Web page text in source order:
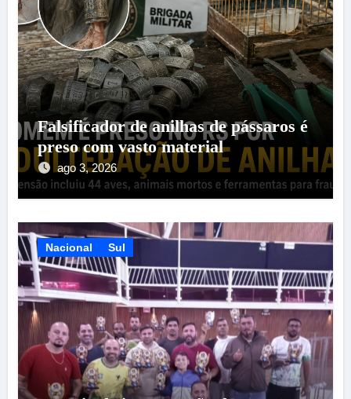
Falsificador de anilhas de pássaros é
preso com vasto material
ago 3, 2026
Nacional Sul